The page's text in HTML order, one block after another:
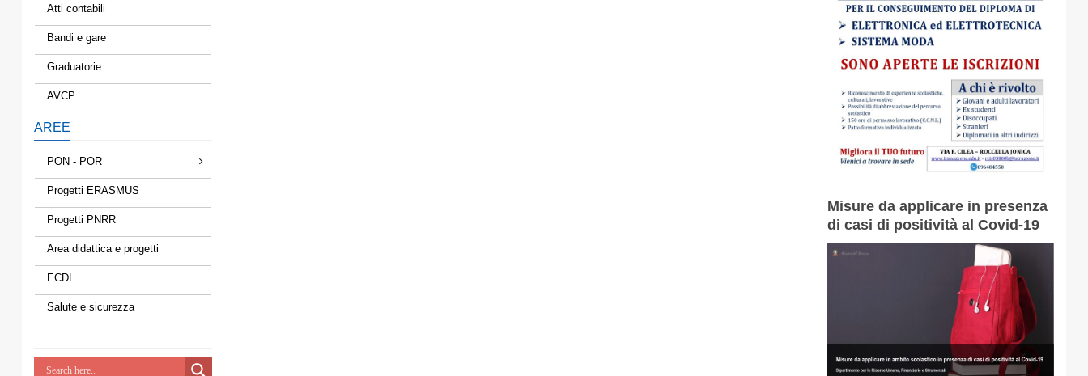
Atti contabili
Bandi e gare
Graduatorie
AVCP
AREE
PON - POR
Progetti ERASMUS
Progetti PNRR
Area didattica e progetti
ECDL
Salute e sicurezza
Misure da applicare in presenza
di casi di positività al Covid-19